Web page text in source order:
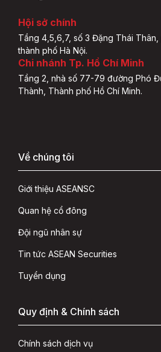
Hội sở chính
Tầng 4,5,6,7, số 3 Đặng Thái Thân,
thành phố Hà Nội.
Chi nhánh Tp. Hồ Chí Minh
Tầng 2, nhà số 77-79 đường Phó
Thành, Thành phố Hồ Chí Minh.
Về chúng tôi
Giới thiệu ASEANSC
Quan hệ cổ đông
Đội ngũ nhân sự
Tin tức ASEAN Securities
Tuyển dụng
Quy định & Chính sách
Chính sách dịch vụ